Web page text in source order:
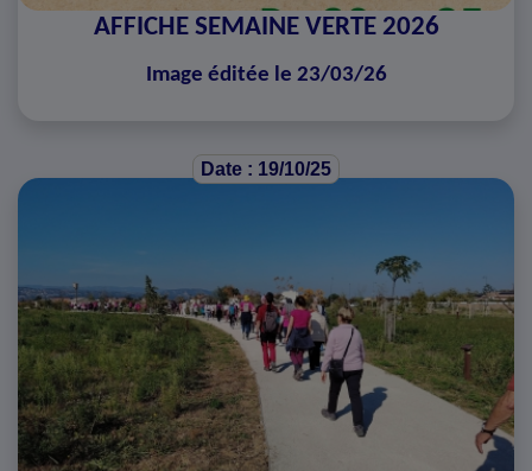
AFFICHE SEMAINE VERTE 2026
Image éditée le 23/03/26
Date : 19/10/25